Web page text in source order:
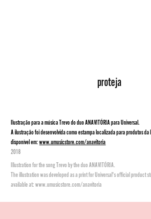
proteja
Ilustração para a música Trevo do duo ANAVITÓRIA para Universal.
A ilustração foi desenvolvida como estampa localizada para produtos
disponível em:www.umusicstore.com/anavitoria
2018
Illustration for the song Trevo by the duo ANAVITÓRIA.
The illustration was developed as a print for Universal's official product
available at: www.umusicstore.com/anavitoria